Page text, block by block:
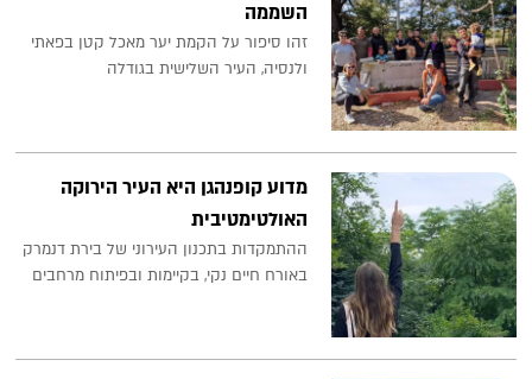
השממה
זהו סיפור על הקמת יער מאכל קטן בפאתי
ולנסיה, העיר השלישית בגודלה
מדוע קופנהגן היא העיר הירוקה
האולטימטיבית
ההתמקדות בתכנון העירוני של בירת דנמרק
באורח חיים נקי, בקיימות ובפיתוח מרחבים